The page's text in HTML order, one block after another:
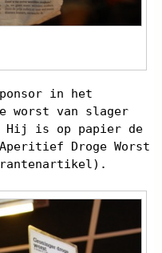
in het
worst van slager
Hij is op papier de
Droge Worst